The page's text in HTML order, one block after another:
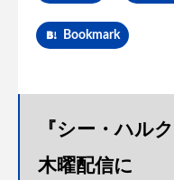
Bookmark
『シー・ハル
木曜配信に